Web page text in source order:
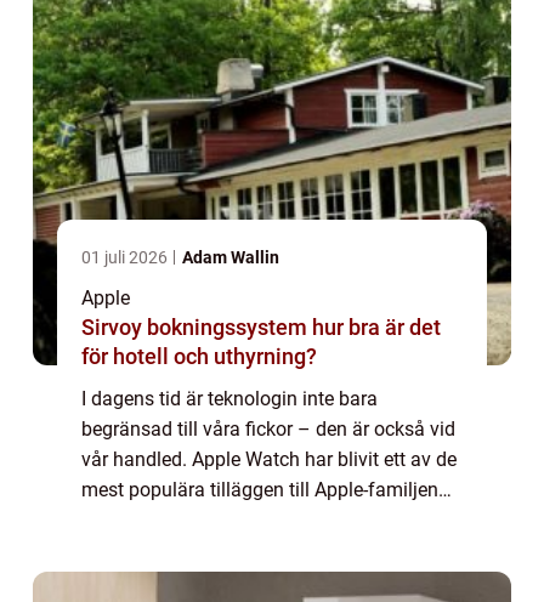
01 juli 2026 Adam Wallin
Apple
Sirvoy bokningssystem hur bra är det
för hotell och uthyrning?
I dagens tid är teknologin inte bara
begränsad till våra fickor – den är också vid
vår handled. Apple Watch har blivit ett av de
mest populära tilläggen till Apple-familjen